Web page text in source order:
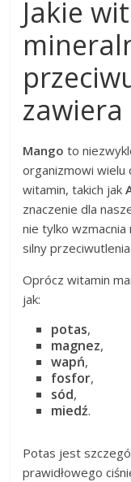
Jakie
zawiera
Mango to
organizmowi wielu
witamin, takich jak
znaczenie dla
nie tylko wzmacnia
silny
Oprócz witamin
jak:
potas,
magnez,
wapń,
fosfor,
sód,
miedź.
Potas jest
prawidłowego